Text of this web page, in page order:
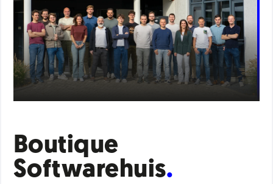
Boutique
Softwarehuis